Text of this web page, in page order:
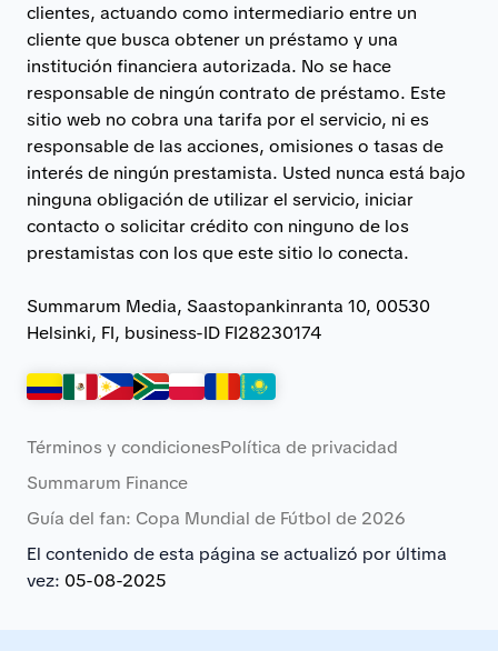
clientes, actuando como intermediario entre un
cliente que busca obtener un préstamo y una
institución financiera autorizada. No se hace
responsable de ningún contrato de préstamo. Este
sitio web no cobra una tarifa por el servicio, ni es
responsable de las acciones, omisiones o tasas de
interés de ningún prestamista. Usted nunca está bajo
ninguna obligación de utilizar el servicio, iniciar
contacto o solicitar crédito con ninguno de los
prestamistas con los que este sitio lo conecta.
Summarum Media, Saastopankinranta 10, 00530
Helsinki, FI, business-ID FI28230174
Términos y condicionesPolítica de privacidad
Summarum Finance
Guía del fan: Copa Mundial de Fútbol de 2026
El contenido de esta página se actualizó por última
vez: 05-08-2025